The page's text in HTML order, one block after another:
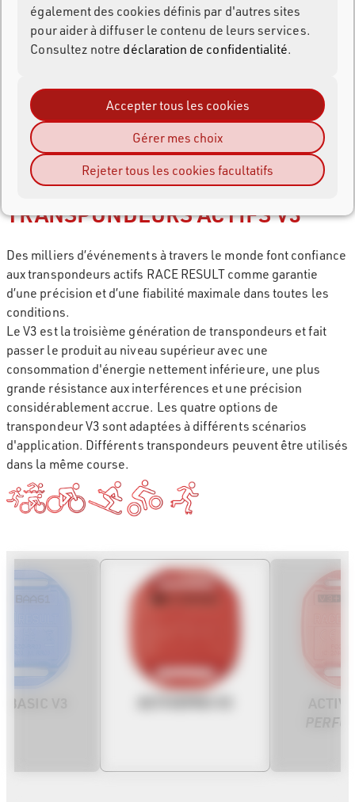
TRANSPONDEURS ACTIFS V3
Des milliers d’événements à travers le monde font confiance
aux transpondeurs actifs RACE RESULT comme garantie
d’une précision et d’une fiabilité maximale dans toutes les
conditions.
Le V3 est la troisième génération de transpondeurs et fait
passer le produit au niveau supérieur avec une
consommation d'énergie nettement inférieure, une plus
grande résistance aux interférences et une précision
considérablement accrue. Les quatre options de
transpondeur V3 sont adaptées à différents scénarios
d'application. Différents transpondeurs peuvent être utilisés
dans la même course.
V3
également des cookies définis par d'autres sites
pour aider à diffuser le contenu de leurs services.
Consultez notre déclaration de confidentialité.
Accepter tous les cookies
Gérer mes choix
Rejeter tous les cookies facultatifs